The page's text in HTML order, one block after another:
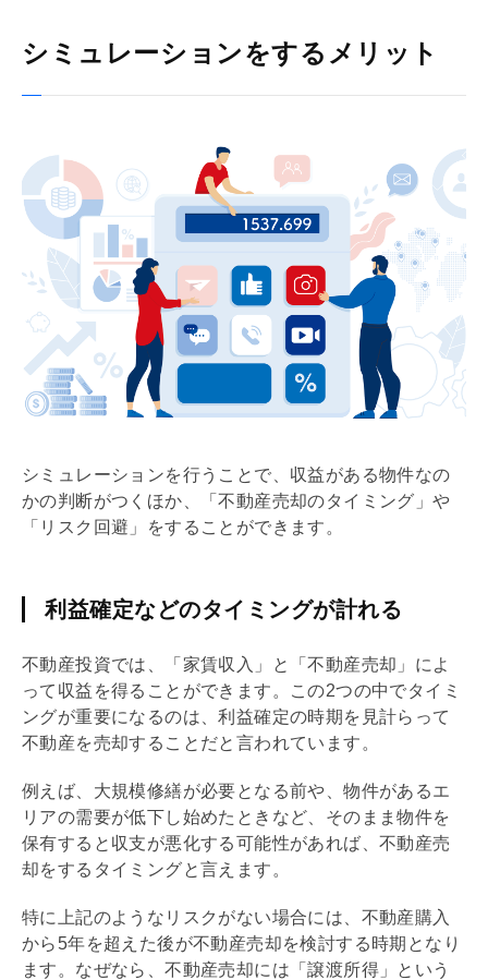
シミュレーションをするメリット
シミュレーションを行うことで、収益がある物件なの
かの判断がつくほか、「不動産売却のタイミング」や
「リスク回避」をすることができます。
利益確定などのタイミングが計れる
不動産投資では、「家賃収入」と「不動産売却」によ
って収益を得ることができます。この2つの中でタイミ
ングが重要になるのは、利益確定の時期を見計らって
不動産を売却することだと言われています。
例えば、大規模修繕が必要となる前や、物件があるエ
リアの需要が低下し始めたときなど、そのまま物件を
保有すると収支が悪化する可能性があれば、不動産売
却をするタイミングと言えます。
特に上記のようなリスクがない場合には、不動産購入
から5年を超えた後が不動産売却を検討する時期となり
ます。なぜなら、不動産売却には「譲渡所得」という